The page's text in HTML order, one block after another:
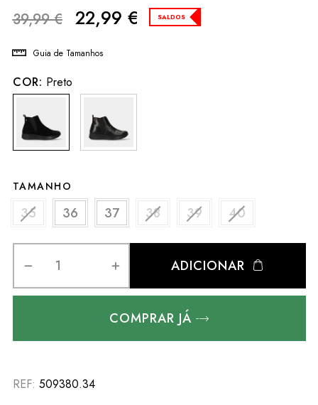
39,99€ 22,99 € SALDOS
Guia de Tamanhos
COR: Preto
TAMANHO
35 36 37 38 39 40
ADICIONAR
COMPRAR JÁ
REF: 509380.34